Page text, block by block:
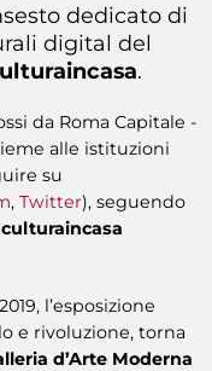
dedicato di
digital del
.
da Roma Capitale -
alle istituzioni
su
, Twitter), seguendo
l’esposizione
e rivoluzione, torna
d’Arte Moderna